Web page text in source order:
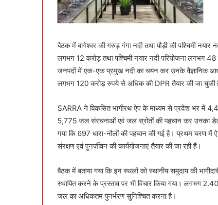
बैठक में बागेश्वर की गरुड़ गंगा नदी तथा पौड़ी की पश्चिमी
लगभग 12 करोड़ तथा पश्चिमी नयार नदी परियोजना
जनपदों में एक-एक प्रमुख नदी का चयन कर उनके वैज्ञानिक
लगभग 120 करोड़ रुपये से अधिक की DPR तैयार की जा चुकी
SARRA ने विकसित भागीरथ ऐप के माध्यम से प्रदेश भर में
5,775 जल संरचनाओं एवं जल स्रोतों की पहचान कर उनका डेटा
गया कि 697 धारा-नौलों की पहचान की गई है। प्रथम चरण में
संरक्षण एवं पुनर्जीवन की कार्ययोजनाएं तैयार की जा रही हैं।
बैठक में बताया गया कि इन स्थलों को स्थानीय समुदाय की
स्थापित करने के प्रस्ताव पर भी विचार किया गया। लगभग
जल का अधिकतम पुनर्भरण सुनिश्चित करना है।